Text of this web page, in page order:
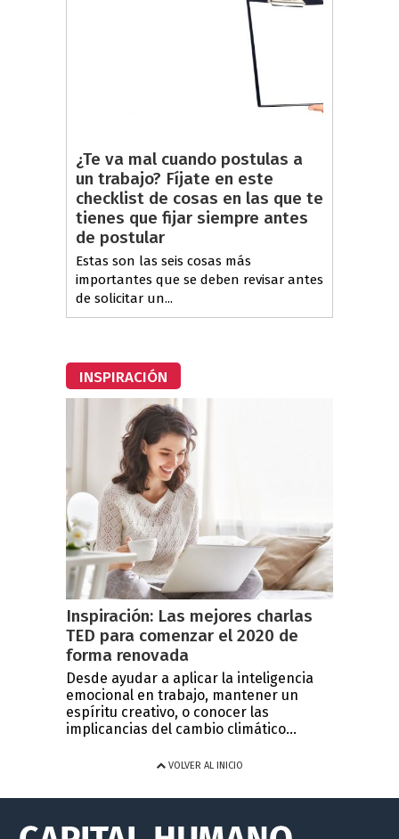
¿Te va mal cuando postulas a
un trabajo? Fíjate en este
checklist de cosas en las que te
tienes que fijar siempre antes
de postular
Estas son las seis cosas más
importantes que se deben revisar antes
de solicitar un...
INSPIRACIÓN
Inspiración: Las mejores charlas
TED para comenzar el 2020 de
forma renovada
Desde ayudar a aplicar la inteligencia
emocional en trabajo, mantener un
espíritu creativo, o conocer las
implicancias del cambio climático...
VOLVER AL INICIO